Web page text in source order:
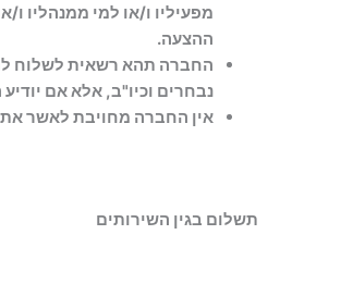
מפעיליו ו/או למי
ההצעה.
החברה תהא רשאית לשלוח
נבחרים וכיו"ב, אלא אם יודיע
אין החברה מחויבת לאשר את
תשלום בגין השירותים